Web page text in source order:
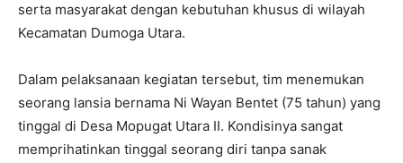
serta masyarakat dengan kebutuhan khusus di wilayah
Kecamatan Dumoga Utara.
Dalam pelaksanaan kegiatan tersebut, tim menemukan
seorang lansia bernama Ni Wayan Bentet (75 tahun) yang
tinggal di Desa Mopugat Utara II. Kondisinya sangat
memprihatinkan tinggal seorang diri tanpa sanak